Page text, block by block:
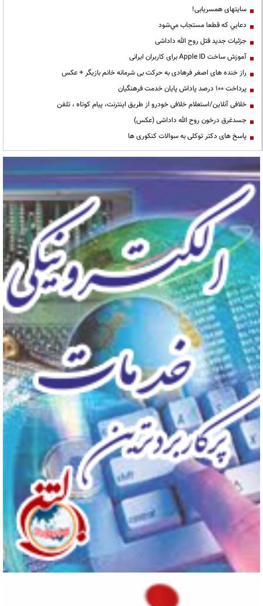
سایتهای همسریابی!
دعايي كه قطعا مستجاب مي‌شود
جزئیات جدید قتل روح الله داداشی
آموزش ساخت Apple ID برای کاربران ایرانی
راز خنده های اصغر فرهادی به حرکت بی شرمانه خانم بازیگر + عکس
پرداخت ۱۰۰ درصد پاداش پایان خدمت فرهنگیان
خلافی آنلاین/استعلام خلافی خودرو از طریق اینترنت، پیام کوتاه ، تلفن
جسدغرق درخون روح الله داداشی (عکس)
پاسخ های دکتر توکلی به سوالات کنکوری ها